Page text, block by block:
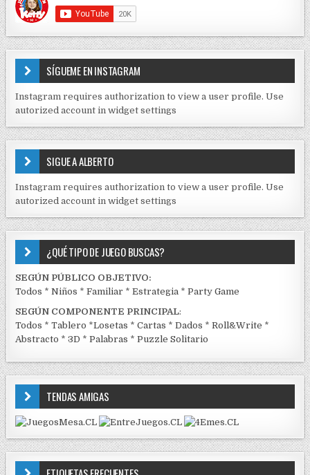
r
a
d
C
N
T
I
D
S
E
J
C
K
SÍGUEME EN INSTAGRAM
Instagram requires authorization to view a user profile. Use
autorized account in widget settings
SIGUE A ALBERTO
Instagram requires authorization to view a user profile. Use
autorized account in widget settings
¿QUÉ TIPO DE JUEGO BUSCAS?
SEGÚN PÚBLICO OBJETIVO:
Todos *Niños *Familiar *Estrategia *Party Game
SEGÚN COMPONENTE PRINCIPAL:
Todos *Tablero *Losetas *Cartas *Dados *Roll&Write *
Abstracto *3D *Palabras *Puzzle Solitario
TENDAS AMIGAS